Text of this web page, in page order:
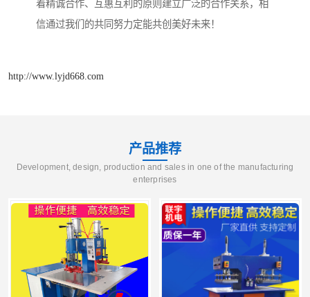
着精诚合作、互惠互利的原则建立广泛的合作关系，相
信通过我们的共同努力定能共创美好未来！
http://www.lyjd668.com
产品推荐
Development, design, production and sales in one of the manufacturing
enterprises